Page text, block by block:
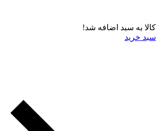
کالا به سبد اضافه شد!
سبد خرید